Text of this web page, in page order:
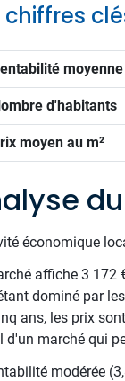
chiffres
moyenne
d'habitants
moyen au m²
économique
affiche 3 172
dominé par
ans, les prix
d'un marché qui
modérée